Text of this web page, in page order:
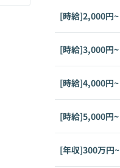
[時給]2,000円~
[時給]3,000円~
[時給]4,000円~
[時給]5,000円~
[年収]300万円~